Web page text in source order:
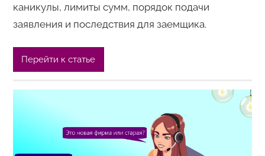
каникулы, лимиты сумм, порядок подачи
заявления и последствия для заемщика.
Перейти к статье